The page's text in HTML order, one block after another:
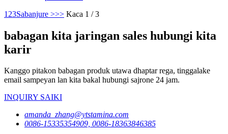
1 23Sabanjure >>> Kaca 1 / 3
babagan kita jaringan sales hubungi kita
karir
Kanggo pitakon babagan produk utawa dhaptar rega, tinggalake
email sampeyan lan kita bakal hubungi sajrone 24 jam.
INQUIRY SAIKI
amanda_zhang@ytstamina.com
0086-15335354909, 0086-18363846385